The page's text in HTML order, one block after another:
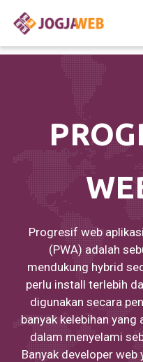
Progresif web
(PWA) adalah
mendukung hybrid
perlu install terlebih
digunakan secara
banyak kelebihan
dalam menyelami
Banyak developer